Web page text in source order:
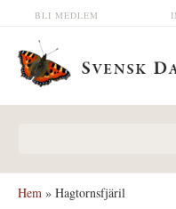
Hoppa till huvudinnehåll
BLI MEDLEM
Hem » Hagtornsfjäril